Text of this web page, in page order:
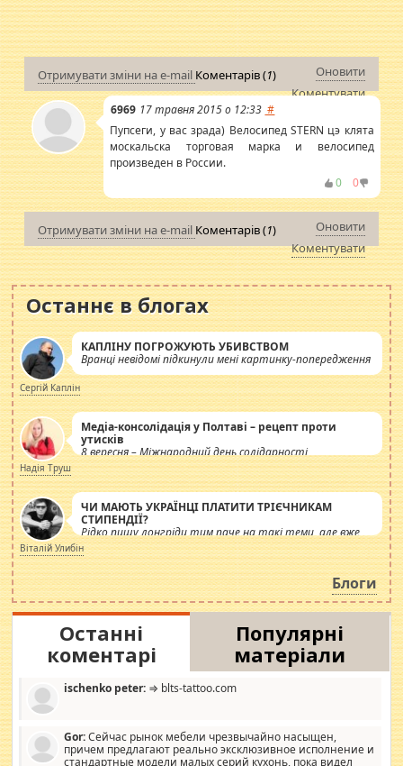
Отримувати зміни на e-mail Коментарів (1)
Оновити
Коментувати
6969 17 травня 2015 о 12:33 #
Пупсеги, у вас зрада) Велосипед STERN цэ клята
москальска торговая марка и велосипед
произведен в России.
0
0
Отримувати зміни на e-mail Коментарів (1)
Оновити
Коментувати
Останнє в блогах
КАПЛІНУ ПОГРОЖУЮТЬ УБИВСТВОМ
Вранці невідомі підкинули мені картинку-попередження
Сергій Каплін
Медіа-консолідація у Полтаві – рецепт проти
утисків
8 вересня – Міжнародний день солідарності
журналістів.
Надія Труш
ЧИ МАЮТЬ УКРАЇНЦІ ПЛАТИТИ ТРІЄЧНИКАМ
СТИПЕНДІЇ?
Рідко пишу лонгріди тим паче на такі теми, але вже
просто дістало! Обурюють сьогоднішні інсенуації
навколо стипендіального питання. Штучно
роздувається ще одна соціальна катастрофа.
Віталій Улибін
Блоги
Останні
коментарі
Популярні
матеріали
ischenko peter: ⇒ blts-tattoo.com
Gor:Сейчас рынок мебели чрезвычайно насыщен,
причем предлагают реально эксклюзивное исполнение и
стандартные модели малых серий кухонь, пока видел